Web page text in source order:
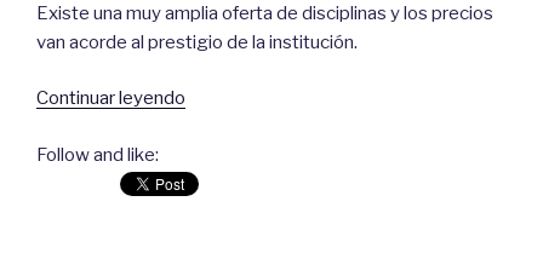
Existe una muy amplia oferta de disciplinas y los precios
van acorde al prestigio de la institución.
Continuar leyendo
¿cuáles
Follow and like: